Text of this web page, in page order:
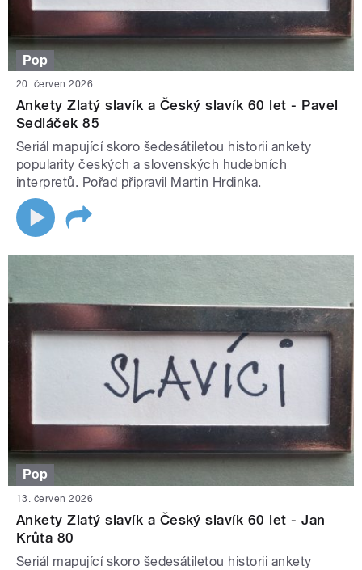
Pop
20. červen 2026
Ankety Zlatý slavík a Český slavík 60 let - Pavel
Sedláček 85
Seriál mapující skoro šedesátiletou historii ankety
popularity českých a slovenských hudebních
interpretů. Pořad připravil Martin Hrdinka.
Pop
13. červen 2026
Ankety Zlatý slavík a Český slavík 60 let - Jan
Krůta 80
Seriál mapující skoro šedesátiletou historii ankety